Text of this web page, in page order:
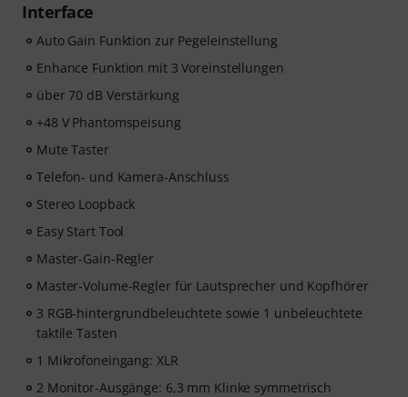
Interface
Auto Gain Funktion zur Pegeleinstellung
Enhance Funktion mit 3 Voreinstellungen
über 70 dB Verstärkung
+48 V Phantomspeisung
Mute Taster
Telefon- und Kamera-Anschluss
Stereo Loopback
Easy Start Tool
Master-Gain-Regler
Master-Volume-Regler für Lautsprecher und Kopfhörer
3 RGB-hintergrundbeleuchtete sowie 1 unbeleuchtete
taktile Tasten
1 Mikrofoneingang: XLR
2 Monitor-Ausgänge: 6,3 mm Klinke symmetrisch